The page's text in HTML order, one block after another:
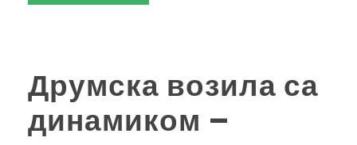
Друмска возила са
динамиком –